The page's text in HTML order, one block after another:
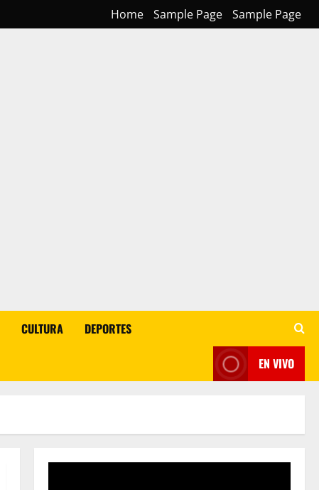
Home Sample Page Sample Page
CULTURA DEPORTES
EN VIVO